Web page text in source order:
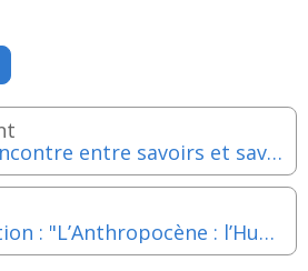
Batz sur Mer - Rencontre entre savoirs et saveurs : Gérard Boulfray et la laverie à sel - Jeudi 18 juin 2026
La Baule - Exposition : "L’Anthropocène : l’Humanité face à son empreinte", Alain Ernoult jusqu'au 14 juin 2026